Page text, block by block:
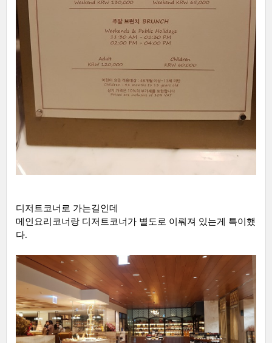
디저트코너로 가는길인데
메인요리코너랑 디저트코너가 별도로 이뤄져 있는게 특이했
다.